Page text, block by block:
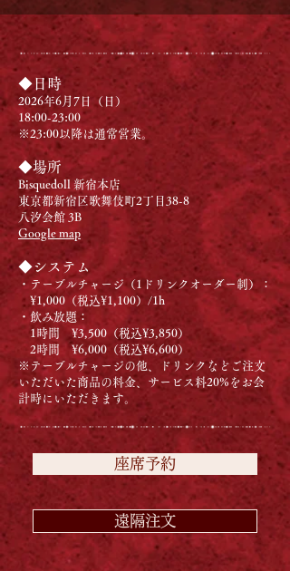
​◆日時
2026年6月7日（日）
18:00-23:00
​※23:00以降は通常営業。
◆場所
Bisquedoll 新宿本店
東京都新宿区歌舞伎町2丁目38-8
八汐会館 3B
Google map
◆システム
・テーブルチャージ（1ドリンクオーダー制）：
¥1,000（税込¥1,100）/1h
・飲み放題：
1時間 ¥3,500（税込¥3,850）
2時間 ¥6,000（税込¥6,600）
※テーブルチャージの他、ドリンクなどご注文
いただいた商品の料金、サービス料20%をお会
計時にいただきます。​​​​
座席予約
遠隔注文